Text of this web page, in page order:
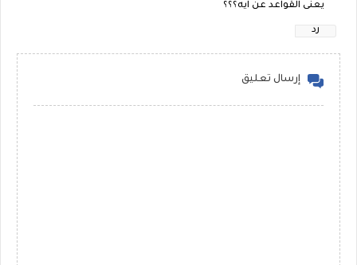
يعنى القواعد عن ايه؟؟؟
رد
إرسال تعليق